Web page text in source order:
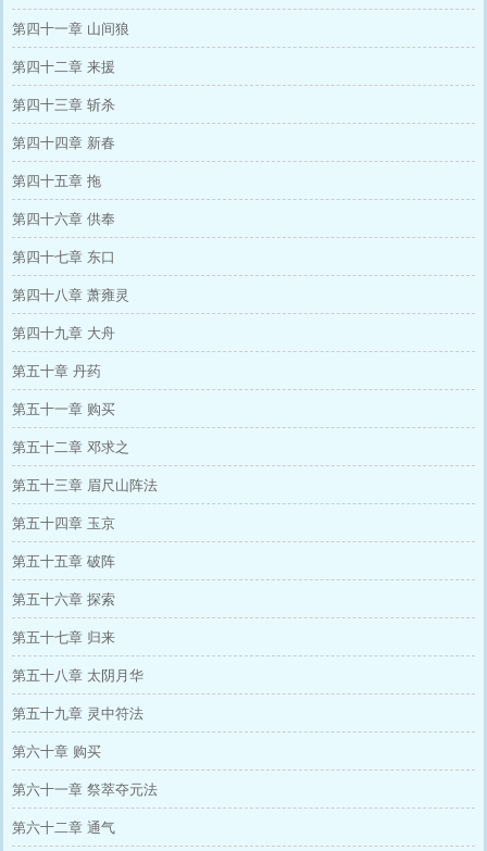
第四十一章 山间狼
第四十二章 来援
第四十三章 斩杀
第四十四章 新春
第四十五章 拖
第四十六章 供奉
第四十七章 东口
第四十八章 萧雍灵
第四十九章 大舟
第五十章 丹药
第五十一章 购买
第五十二章 邓求之
第五十三章 眉尺山阵法
第五十四章 玉京
第五十五章 破阵
第五十六章 探索
第五十七章 归来
第五十八章 太阴月华
第五十九章 灵中符法
第六十章 购买
第六十一章 祭萃夺元法
第六十二章 通气